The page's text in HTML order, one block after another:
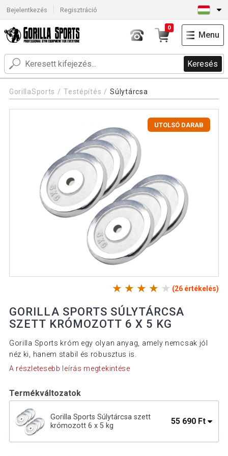
Bejelentkezés Regisztráció
Keresés
0
Menu
GorillaSports Testépítés Súlytárcsa
UTOLSÓ DARAB
(26 értékelés)
GORILLA SPORTS SÚLYTÁRCSA
SZETT KRÓMOZOTT 6 X 5 KG
Gorilla Sports króm egy olyan anyag, amely nemcsak jól
néz ki, hanem stabil és robusztus is.
A részletesebb leírás megtekintése
Termékváltozatok
Gorilla Sports Súlytárcsa szett
krómozott 6 x 5 kg
55 690 Ft